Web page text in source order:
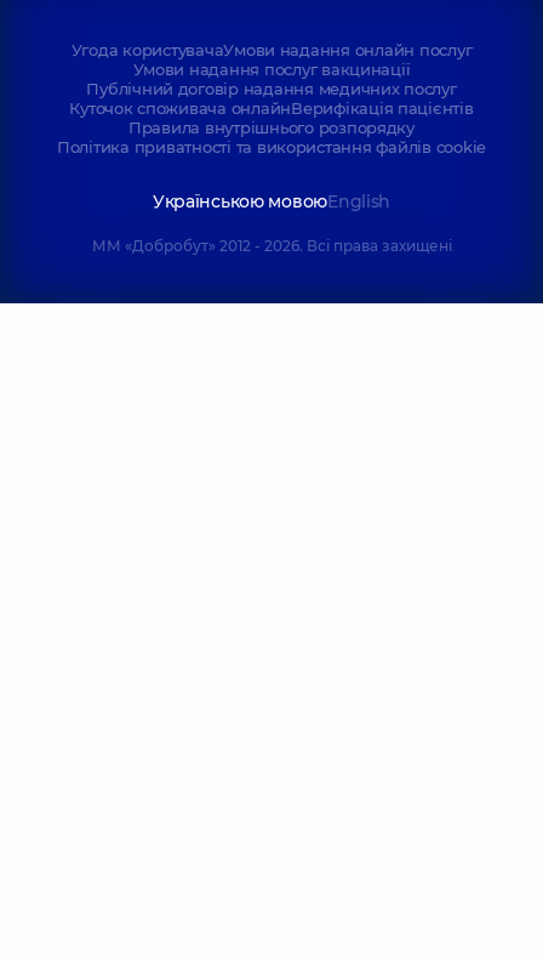
Угода користувачаУмови надання онлайн послуг
Умови надання послуг вакцинації
Публічний договір надання медичних послуг
Куточок споживача онлайнВерифікація пацієнтів
Правила внутрішнього розпорядку
Політика приватності та використання файлів cookie
Українською мовоюEnglish
ММ «Добробут» 2012 - 2026. Всі права захищені